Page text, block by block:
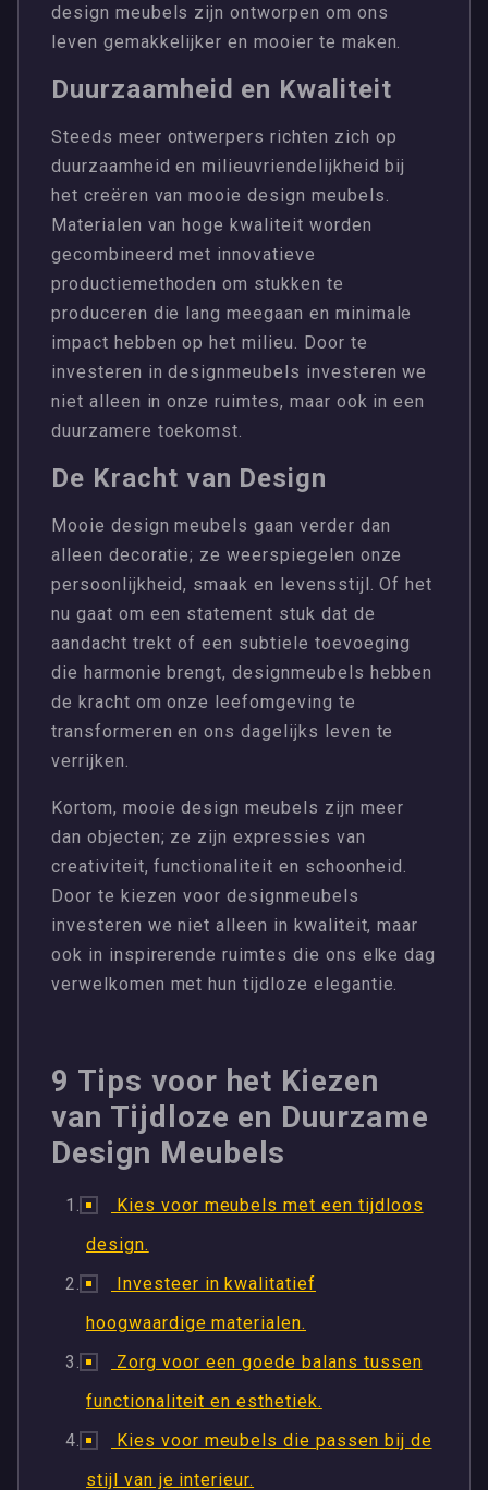
design meubels zijn ontworpen om ons
leven gemakkelijker en mooier te maken.
Duurzaamheid en Kwaliteit
Steeds meer ontwerpers richten zich op
duurzaamheid en milieuvriendelijkheid bij
het creëren van mooie design meubels.
Materialen van hoge kwaliteit worden
gecombineerd met innovatieve
productiemethoden om stukken te
produceren die lang meegaan en minimale
impact hebben op het milieu. Door te
investeren in designmeubels investeren we
niet alleen in onze ruimtes, maar ook in een
duurzamere toekomst.
De Kracht van Design
Mooie design meubels gaan verder dan
alleen decoratie; ze weerspiegelen onze
persoonlijkheid, smaak en levensstijl. Of het
nu gaat om een statement stuk dat de
aandacht trekt of een subtiele toevoeging
die harmonie brengt, designmeubels hebben
de kracht om onze leefomgeving te
transformeren en ons dagelijks leven te
verrijken.
Kortom, mooie design meubels zijn meer
dan objecten; ze zijn expressies van
creativiteit, functionaliteit en schoonheid.
Door te kiezen voor designmeubels
investeren we niet alleen in kwaliteit, maar
ook in inspirerende ruimtes die ons elke dag
verwelkomen met hun tijdloze elegantie.
9 Tips voor het Kiezen
van Tijdloze en Duurzame
Design Meubels
Kies voor meubels met een tijdloos
design.
Investeer in kwalitatief
hoogwaardige materialen.
Zorg voor een goede balans tussen
functionaliteit en esthetiek.
Kies voor meubels die passen bij de
stijl van je interieur.